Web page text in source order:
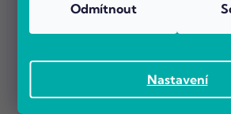
Nastavení
Odmítnout